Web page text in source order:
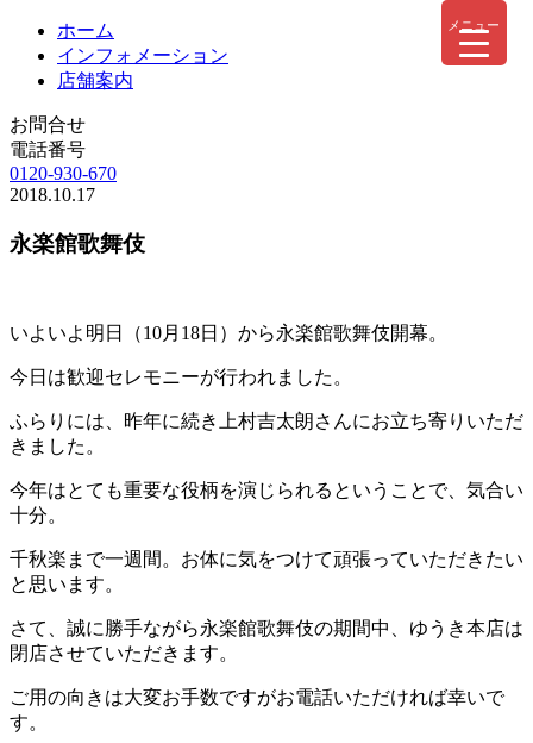
ホーム
インフォメーション
店舗案内
お問合せ
電話番号
0120-930-670
2018.10.17
永楽館歌舞伎
いよいよ明日（10月18日）から永楽館歌舞伎開幕。
今日は歓迎セレモニーが行われました。
ふらりには、昨年に続き上村吉太朗さんにお立ち寄りいただ
きました。
今年はとても重要な役柄を演じられるということで、気合い
十分。
千秋楽まで一週間。お体に気をつけて頑張っていただきたい
と思います。
さて、誠に勝手ながら永楽館歌舞伎の期間中、ゆうき本店は
閉店させていただきます。
ご用の向きは大変お手数ですがお電話いただければ幸いで
す。
メニュー